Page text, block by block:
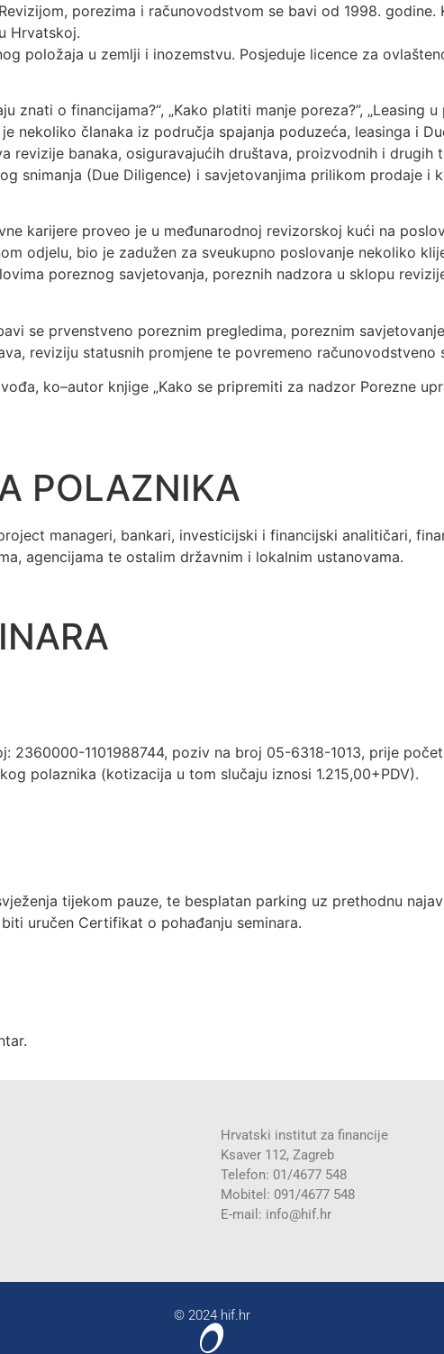
porezima i računovodstvom se bavi od 1998.
Hrvatskoj.
položaja u zemlji i inozemstvu. Posjeduje licence za
znati o financijama?“, „Kako platiti manje poreza?”, „Leasing
nekoliko članaka iz područja spajanja poduzeća, leasinga i
revizije banaka, osiguravajućih društava, proizvodnih i drugih
snimanja (Due Diligence) i savjetovanjima prilikom prodaje i
karijere proveo je u međunarodnoj revizorskoj kući na
odjelu, bio je zadužen za sveukupno poslovanje nekoliko
poreznog savjetovanja, poreznih nadzora u sklopu
se prvenstveno poreznim pregledima, poreznim
reviziju statusnih promjene te povremeno računovodstveno
ko–autor knjige „Kako se pripremiti za nadzor Porezne
POLAZNIKA
manageri, bankari, investicijski i financijski analitičari,
agencijama te ostalim državnim i lokalnim ustanovama.
2360000-1101988744, poziv na broj 05-6318-1013, prije
polaznika (kotizacija u tom slučaju iznosi 1.215,00+PDV).
tijekom pauze, te besplatan parking uz prethodnu
uručen Certifikat o pohađanju seminara.
Hrvatski institut za financije
Ksaver 112, Zagreb
Telefon: 01/4677 548
Mobitel: 091/4677 548
E-mail: info@hif.hr
© 2024 hif.hr